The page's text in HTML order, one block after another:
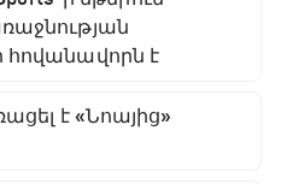
հովանավորն է
է «Նոայից»